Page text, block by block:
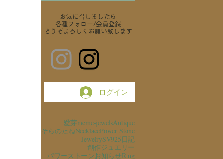
お気に召しましたら
各種フォロー/会員登録
どうぞよろしくお願い致します
ログイン
愛芽meme-jewelsAntique
そらのたねNecklacePower Stone
JewelrySV925日記
創作ジュエリー
パワーストーンお知らせRing